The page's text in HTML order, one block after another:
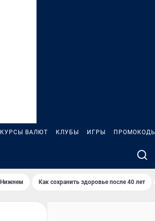
КУРСЫ ВАЛЮТ КЛУБЫ ИГРЫ ПРОМОКОДЫ
Нижнем Как сохранить здоровье после 40 лет